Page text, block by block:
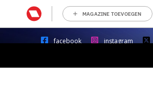
MAGAZINE TOEVOEGEN
facebook instagram